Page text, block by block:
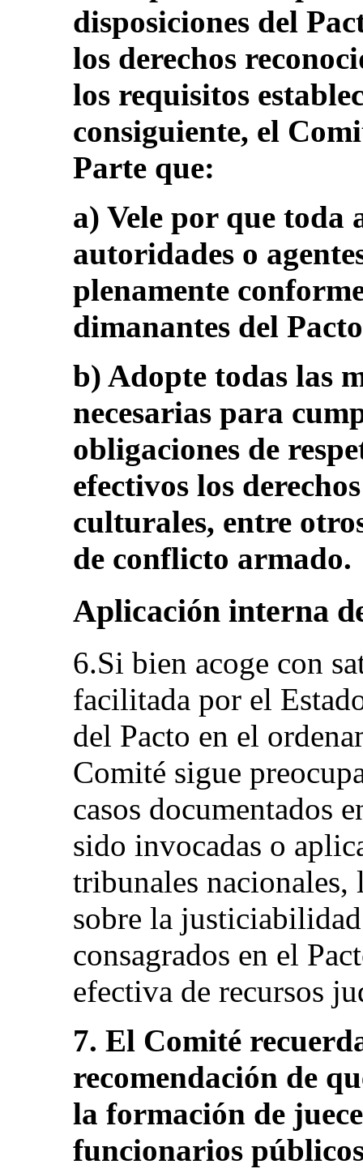
disposiciones del
los derechos
los requisitos
consiguiente, el
Parte que:
a) Vele por que toda
autoridades o
plenamente
dimanantes del
b) Adopte todas las
necesarias para
obligaciones de
efectivos los
culturales, entre
de conflicto armado.
Aplicación interna
6.Si bien acoge con
facilitada por el
del Pacto en el
Comité sigue
casos documentados
sido invocadas o
tribunales nacionales,
sobre la
consagrados en el
efectiva de recursos
7. El Comité
recomendación de
la formación de
funcionarios